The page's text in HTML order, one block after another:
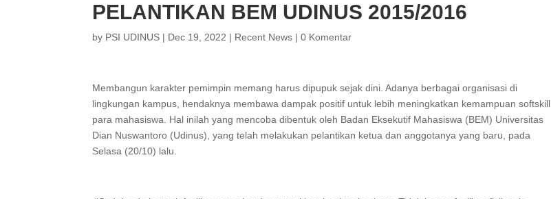
PELANTIKAN BEM UDINUS 2015/2016
by PSI UDINUS | Dec 19, 2022 | Recent News |0 Komentar
Membangun karakter pemimpin memang harus dipupuk sejak dini. Adanya berbagai organisasi di
lingkungan kampus, hendaknya membawa dampak positif untuk lebih meningkatkan kemampuan softskill
para mahasiswa. Hal inilah yang mencoba dibentuk oleh Badan Eksekutif Mahasiswa (BEM) Universitas
Dian Nuswantoro (Udinus), yang telah melakukan pelantikan ketua dan anggotanya yang baru, pada
Selasa (20/10) lalu.